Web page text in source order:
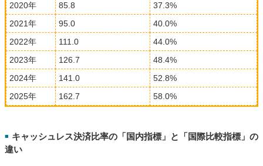
2020年
85.8
37.3%
2021年
95.0
40.0%
2022年
111.0
44.0%
2023年
126.7
48.4%
2024年
141.0
52.8%
2025年
162.7 58.0%
■ キャッシュレス決済比率の「国内指標」と「国際比較指標」の
違い